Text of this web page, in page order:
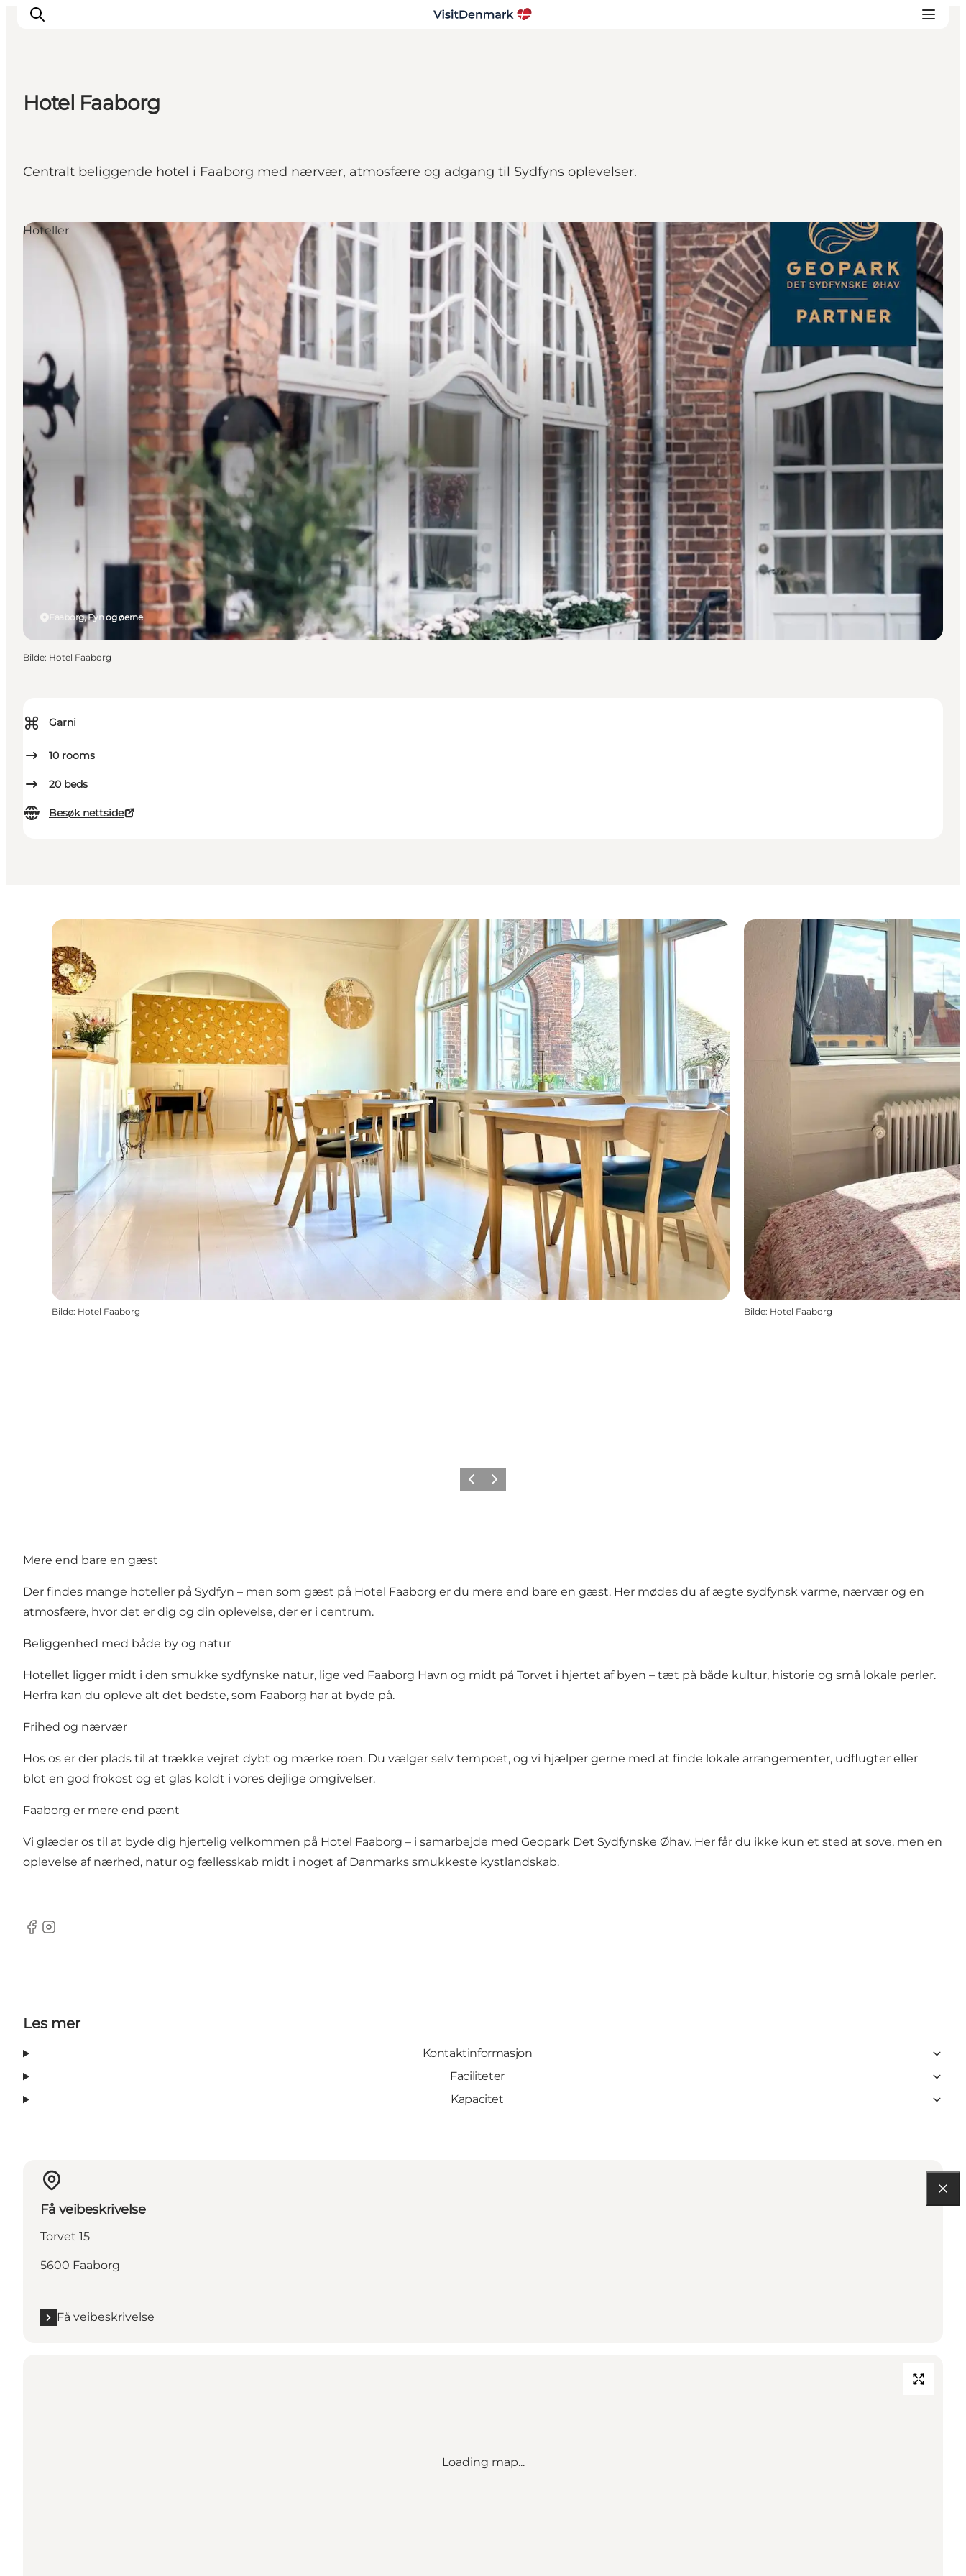
Aktiviteter
Overnatting
Hotel Faaborg
Centralt beliggende hotel i Faaborg med nærvær, atmosfære og adgang til Sydfyns oplevelser.
⌘ Garni
10 rooms
20 beds
Besøk nettside
Faaborg, Fyn og øerne
Hoteller
Bilde: Hotel Faaborg
Bilde: Hotel Faaborg Bilde: Hotel Faaborg
ForrigeNeste
Mere end bare en gæst
Der findes mange hoteller på Sydfyn – men som gæst på Hotel Faaborg er du mere end bare en gæst. Her mødes du af ægte sydfynsk varme, nærvær og en
atmosfære, hvor det er dig og din oplevelse, der er i centrum.
Beliggenhed med både by og natur
Hotellet ligger midt i den smukke sydfynske natur, lige ved Faaborg Havn og midt på Torvet i hjertet af byen – tæt på både kultur, historie og små lokale perler.
Herfra kan du opleve alt det bedste, som Faaborg har at byde på.
Frihed og nærvær
Hos os er der plads til at trække vejret dybt og mærke roen. Du vælger selv tempoet, og vi hjælper gerne med at finde lokale arrangementer, udflugter eller
blot en god frokost og et glas koldt i vores dejlige omgivelser.
Faaborg er mere end pænt
Vi glæder os til at byde dig hjertelig velkommen på Hotel Faaborg – i samarbejde med Geopark Det Sydfynske Øhav. Her får du ikke kun et sted at sove, men en
oplevelse af nærhed, natur og fællesskab midt i noget af Danmarks smukkeste kystlandskab.
Facebook
Instagram
Les mer
Kontaktinformasjon
Faciliteter
Kapacitet
Få veibeskrivelse
Torvet 15
5600 Faaborg
Få veibeskrivelse
Loading map...